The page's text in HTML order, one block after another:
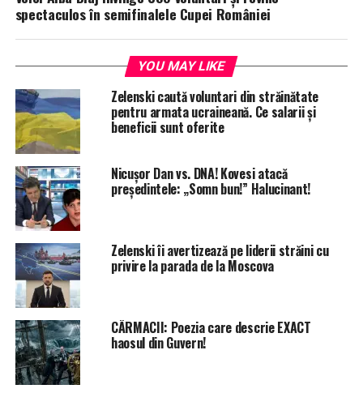
spectaculos în semifinalele Cupei României
YOU MAY LIKE
Zelenski caută voluntari din străinătate
pentru armata ucraineană. Ce salarii și
beneficii sunt oferite
Nicușor Dan vs. DNA! Kovesi atacă
președintele: „Somn bun!” Halucinant!
Zelenski îi avertizează pe liderii străini cu
privire la parada de la Moscova
CÂRMACII: Poezia care descrie EXACT
haosul din Guvern!